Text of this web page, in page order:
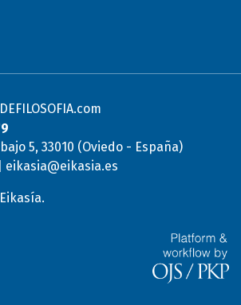
5, 33010 (Oviedo - España)
eikasia@eikasia.es